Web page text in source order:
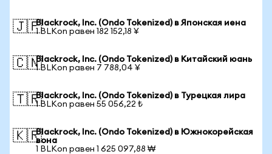
🇯🇵Blackrock, Inc. (Ondo Tokenized) в Японская иена
1 BLKon равен 182 152,18 ¥
🇨🇳Blackrock, Inc. (Ondo Tokenized) в Китайский юань
1 BLKon равен 7 788,04 ¥
🇹🇷Blackrock, Inc. (Ondo Tokenized) в Турецкая лира
1 BLKon равен 55 056,22 ₺
🇰🇷Blackrock, Inc. (Ondo Tokenized) в Южнокорейская
вона
1 BLKon равен 1 625 097,88 ₩